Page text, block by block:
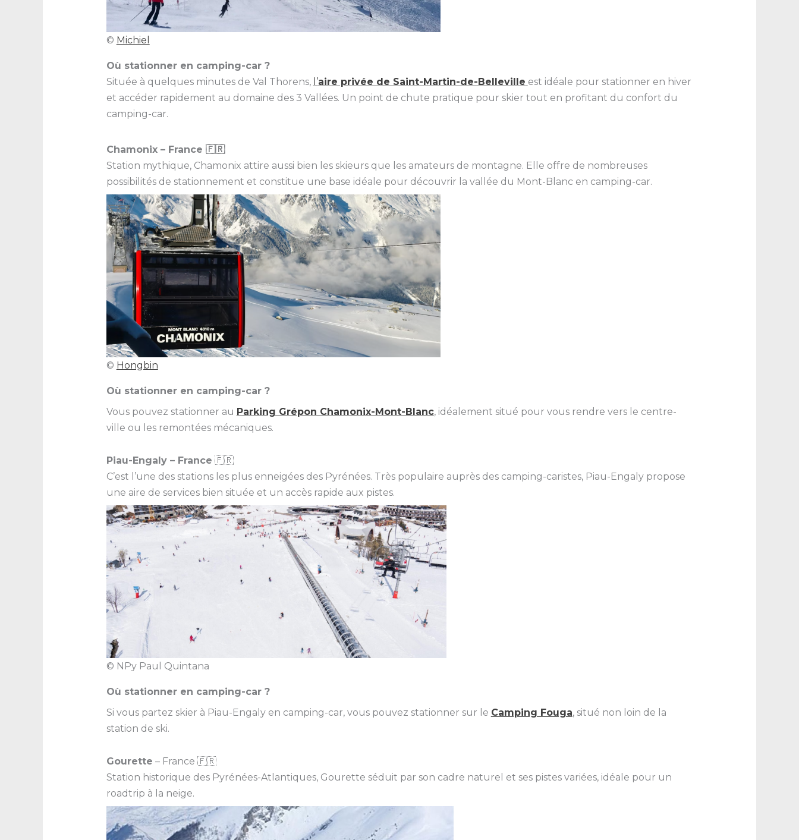
© Michiel
Où stationner en camping-car ?
Située à quelques minutes de Val Thorens, l’aire privée de Saint-Martin-de-Belleville est idéale pour stationner en hiver
et accéder rapidement au domaine des 3 Vallées. Un point de chute pratique pour skier tout en profitant du confort du
camping-car.
Chamonix – France 🇫🇷
Station mythique, Chamonix attire aussi bien les skieurs que les amateurs de montagne. Elle offre de nombreuses
possibilités de stationnement et constitue une base idéale pour découvrir la vallée du Mont-Blanc en camping-car.
© Hongbin
Où stationner en camping-car ?
Vous pouvez stationner au Parking Grépon Chamonix-Mont-Blanc, idéalement situé pour vous rendre vers le centre-
ville ou les remontées mécaniques.
Piau-Engaly – France 🇫🇷
C’est l’une des stations les plus enneigées des Pyrénées. Très populaire auprès des camping-caristes, Piau-Engaly propose
une aire de services bien située et un accès rapide aux pistes.
© NPy Paul Quintana
Où stationner en camping-car ?
Si vous partez skier à Piau-Engaly en camping-car, vous pouvez stationner sur le Camping Fouga, situé non loin de la
station de ski.
Gourette – France 🇫🇷
Station historique des Pyrénées-Atlantiques, Gourette séduit par son cadre naturel et ses pistes variées, idéale pour un
roadtrip à la neige.